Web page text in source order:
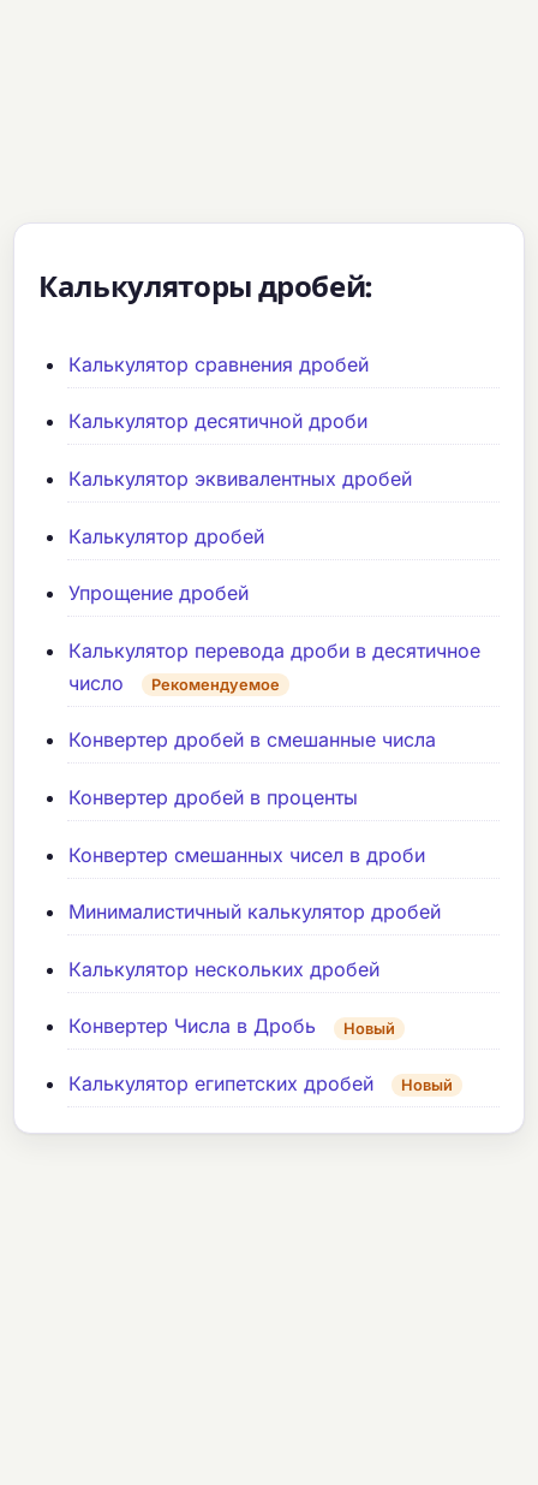
Калькуляторы дробей:
Калькулятор сравнения дробей
Калькулятор десятичной дроби
Калькулятор эквивалентных дробей
Калькулятор дробей
Упрощение дробей
Калькулятор перевода дроби в десятичное
число
Рекомендуемое
Конвертер дробей в смешанные числа
Конвертер дробей в проценты
Конвертер смешанных чисел в дроби
Минималистичный калькулятор дробей
Калькулятор нескольких дробей
Конвертер Числа в Дробь Новый
Калькулятор египетских дробей Новый